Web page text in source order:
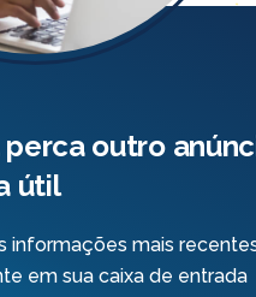
perca outro
útil
informações mais
em sua caixa de entrada